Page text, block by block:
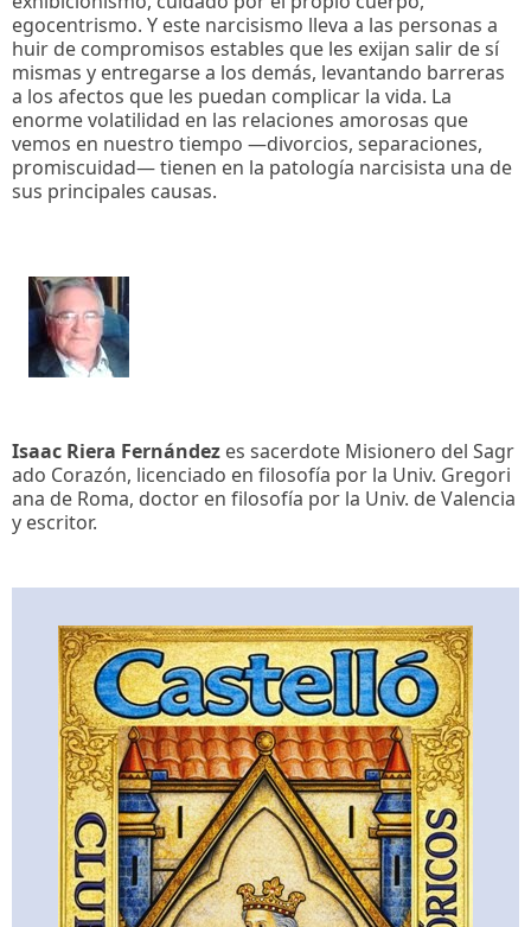
egocentrismo. Y este narcisismo lleva a las personas a
huir de compromisos estables que les exijan salir de sí
mismas y entregarse a los demás, levantando barreras
a los afectos que les puedan complicar la vida. La
enorme volatilidad en las relaciones amorosas que
vemos en nuestro tiempo —divorcios, separaciones,
promiscuidad— tienen en la patología narcisista una de
sus principales causas.
Isaac Riera Fernández es sacerdote Misionero del Sagr
ado Corazón, licenciado en filosofía por la Univ. Gregori
ana de Roma, doctor en filosofía por la Univ. de Valencia
y escritor.